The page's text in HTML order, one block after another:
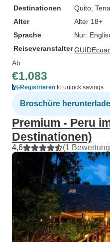
Destinationen
Quito , Tena
Alter
Alter 18+
Sprache
Nur:
Reiseveranstalter
Ab
€1.083
Registrieren to unlock savings
Broschüre
Premium - Peru
Destinationen)
4,6 (1